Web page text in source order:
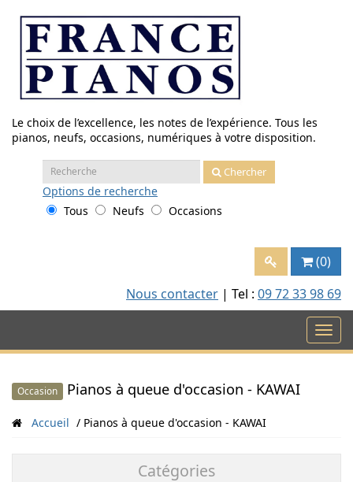
contenu
Le choix de l’excellence, les notes de l’expérience. Tous les
pianos, neufs, occasions, numériques à votre disposition.
Recherche
:
Chercher
Options de recherche
Tous
Neufs Occasions
(0)
Nous contacter | Tel : 09 72 33 98 69
Occasion Pianos à queue d'occasion - KAWAI
Accueil Pianos à queue d'occasion - KAWAI
Catégories